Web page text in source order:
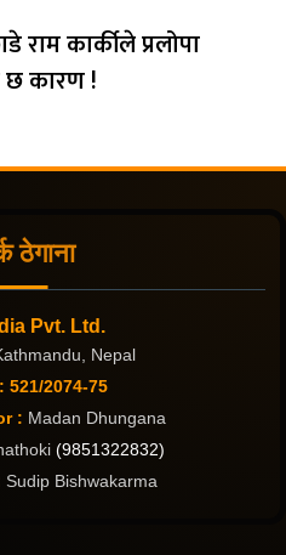
राम कार्कीले प्रलोपा
छ कारण !
ठेगाना
Pvt. Ltd.
Nepal
521/2074-75
: Madan Dhungana
(9851322832)
Sudip Bishwakarma